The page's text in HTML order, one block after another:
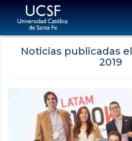
Noticias publicadas el
2019